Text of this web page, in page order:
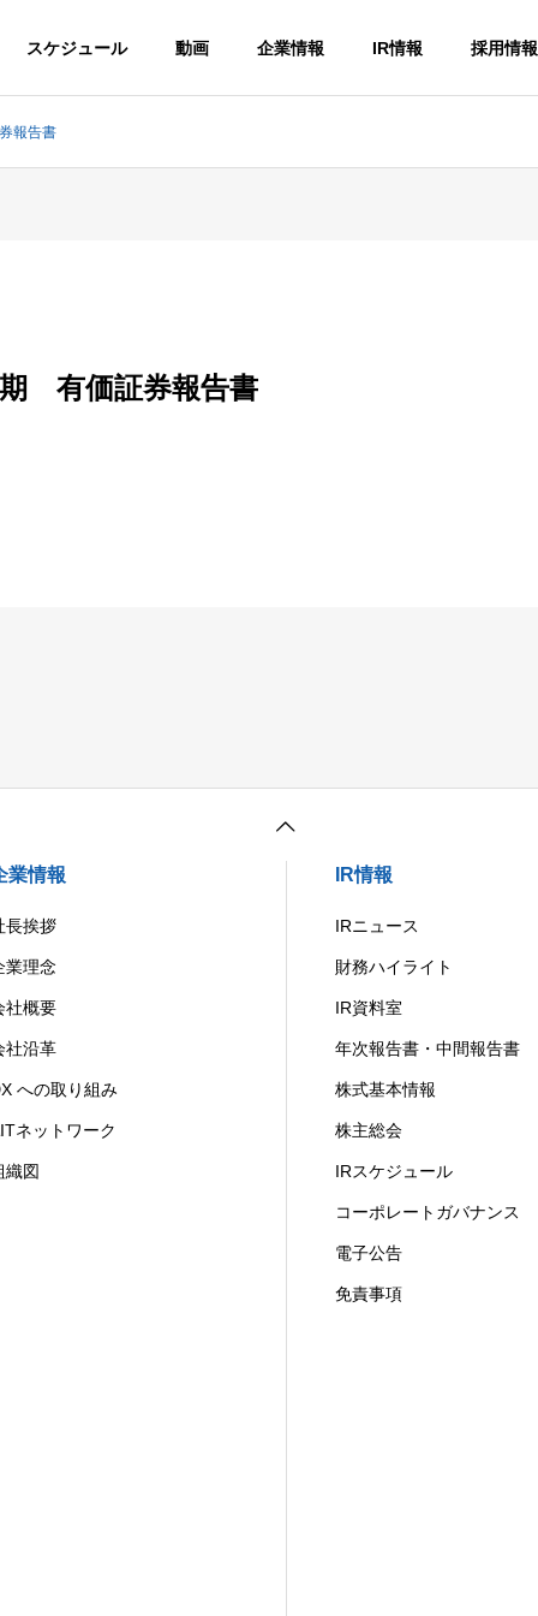
スケジュール 動画 企業情報 IR情報 採用情報
報告書
期 有価証券報告書
業情報
長挨拶
業理念
社概要
社沿革
への取り組み
ネットワーク
織図
IR情報
IRニュース
財務ハイライト
IR資料室
年次報告書・中間報告書
株式基本情報
株主総会
IRスケジュール
コーポレートガバナンス
電子公告
免責事項